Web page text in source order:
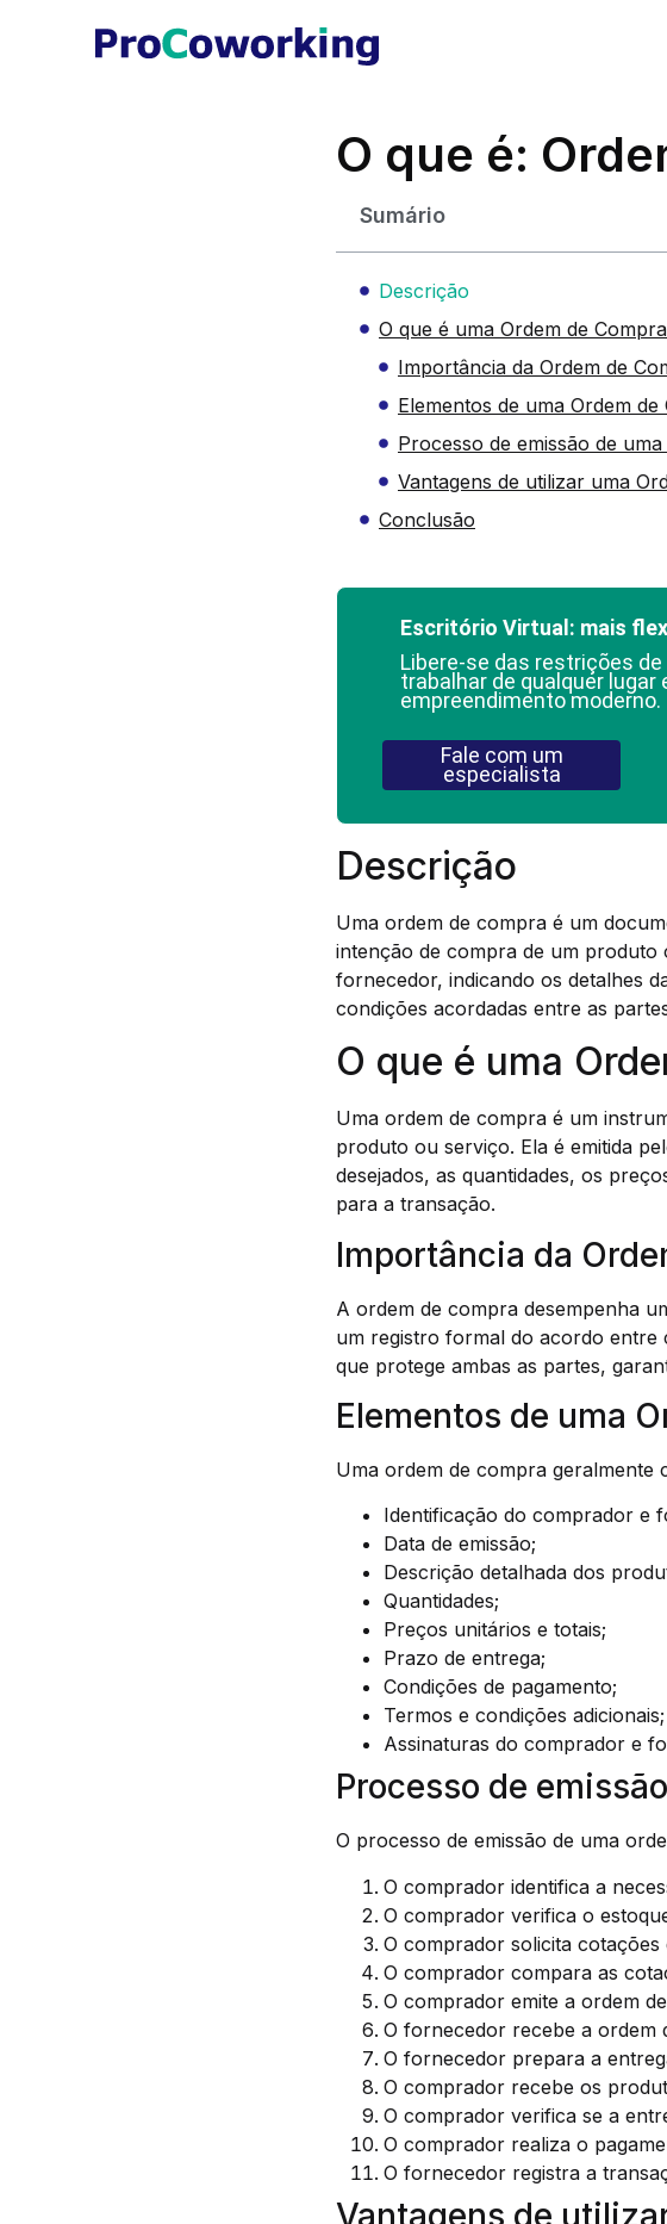
O que é:
Sumário
Descrição
O que é uma Ordem de
Importância da Ordem de
Elementos de uma Ordem de
Processo de emissão de
Vantagens de utilizar uma
Conclusão
Escritório Virtual: mais
Libere-se das restrições
trabalhar de qualquer lugar
empreendimento moderno.
Fale com um
especialista
Descrição
Uma ordem de compra é um
intenção de compra de um produto
fornecedor, indicando os detalhes
condições acordadas entre as
O que é uma
Uma ordem de compra é um
produto ou serviço. Ela é emitida
desejados, as quantidades, os
para a transação.
Importância da
A ordem de compra desempenha
um registro formal do acordo
que protege ambas as partes,
Elementos de uma
Uma ordem de compra geralmente
Identificação do comprador e
Data de emissão;
Descrição detalhada dos
Quantidades;
Preços unitários e totais;
Prazo de entrega;
Condições de pagamento;
Termos e condições adicionais;
Assinaturas do comprador e
Processo de
O processo de emissão de uma
O comprador identifica a
O comprador verifica o
O comprador solicita
O comprador compara as
O comprador emite a ordem
O fornecedor recebe a ordem
O fornecedor prepara a
O comprador recebe os
O comprador verifica se a
O comprador realiza o
O fornecedor registra a
Vantagens de